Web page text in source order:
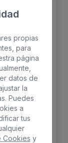
propias
para
página
datos de
la
Puedes
a
tus
Cookies y